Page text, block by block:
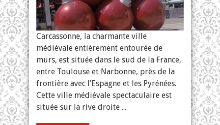
Carcassonne, la charmante ville
médiévale entièrement entourée de
murs, est située dans le sud de la France,
entre Toulouse et Narbonne, près de la
frontière avec l’Espagne et les Pyrénées.
Cette ville médiévale spectaculaire est
située sur la rive droite ...